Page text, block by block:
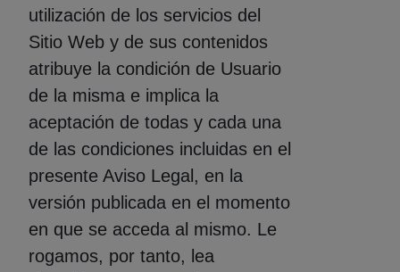
utilización de los servicios del
Sitio Web y de sus contenidos
atribuye la condición de Usuario
de la misma e implica la
aceptación de todas y cada una
de las condiciones incluidas en el
presente Aviso Legal, en la
versión publicada en el momento
en que se acceda al mismo. Le
rogamos, por tanto, lea